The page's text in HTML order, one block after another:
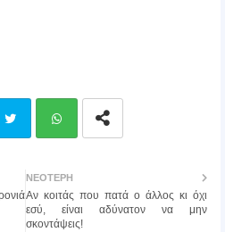
ter atsa
ΝΕΌΤΕΡΗ
Αν κοιτάς που πατά ο άλλος κι όχι
εσύ, είναι αδύνατον να μην
σκοντάψεις!